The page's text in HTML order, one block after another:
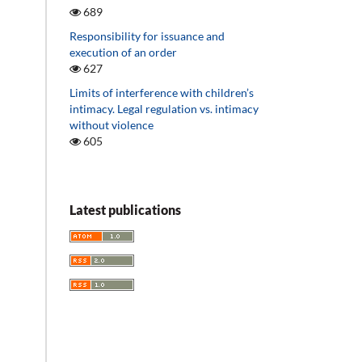
689
Responsibility for issuance and
execution of an order
627
Limits of interference with children’s
intimacy. Legal regulation vs. intimacy
without violence
605
Latest publications